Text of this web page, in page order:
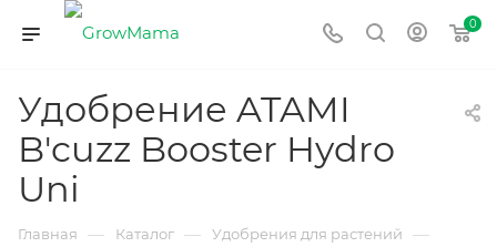
0
Удобрение ATAMI
B'cuzz Booster Hydro
Uni
Главная — Каталог — Удобрения для растений —